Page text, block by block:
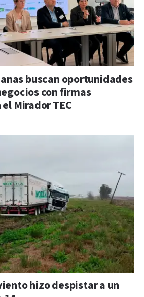
buscan oportunidades
con firmas
Mirador TEC
hizo despistar a un